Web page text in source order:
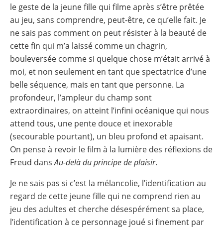
le geste de la jeune fille qui filme après s’être prêtée
au jeu, sans comprendre, peut-être, ce qu’elle fait. Je
ne sais pas comment on peut résister à la beauté de
cette fin qui m’a laissé comme un chagrin,
bouleversée comme si quelque chose m’était arrivé à
moi, et non seulement en tant que spectatrice d’une
belle séquence, mais en tant que personne. La
profondeur, l’ampleur du champ sont
extraordinaires, on atteint l’infini océanique qui nous
attend tous, une pente douce et inexorable
(secourable pourtant), un bleu profond et apaisant.
On pense à revoir le film à la lumière des réflexions de
Freud dansAu-delà du principe de plaisir.
Je ne sais pas si c’est la mélancolie, l’identification au
regard de cette jeune fille qui ne comprend rien au
jeu des adultes et cherche désespérément sa place,
l’identification à ce personnage joué si finement par